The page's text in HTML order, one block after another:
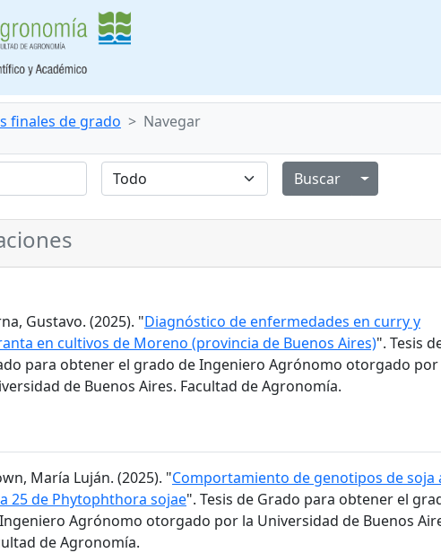
finales de grado Navegar
Alternar
Gustavo. (2025). "Diagnóstico de enfermedades en curry y
en cultivos de Moreno (provincia de Buenos Aires)". Tesis
para obtener el grado de Ingeniero Agrónomo otorgado por
de Buenos Aires. Facultad de Agronomía.
María Luján. (2025). "Comportamiento de genotipos de soja
25 de Phytophthora sojae". Tesis de Grado para obtener el
Agrónomo otorgado por la Universidad de Buenos
de Agronomía.